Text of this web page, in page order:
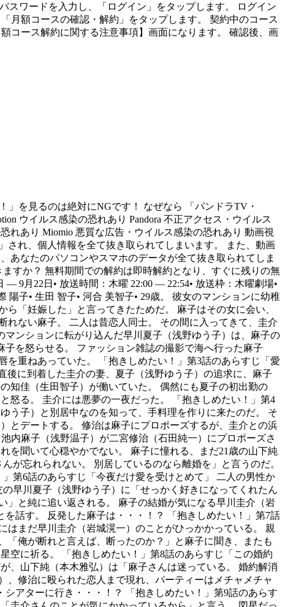
スワードを入力し、「ログイン」をタップします。 ログイン
月額コースの確認・解約」をタップします。 契約中のコース
コース解約に関する注意事項】画面になります。 確認後、画
を見るのは絶対にNGです！ なぜなら 「パンドラTV・
ウイルス感染の恐れあり Pandora 不正アクセス・ウイルス
れあり Miomio 悪質な広告・ウイルス感染の恐れあり 動画視
れ、個人情報を全て抜き取られてしまいます。 また、動画
あなたのパソコンやスマホのデータが全て抜き取られてしま
すか？ 無料期間での解約は即時解約となり、すぐに残りの無
9月22日• 放送時間：木曜 22:00 — 22:54• 放送枠：木曜劇場•
陽子• 生田 智子• 河合 美智子• 29歳。 彼女のマンションに幼稚
「妊娠した」と言ってきたためだ。 麻子はその女に会い、
ない麻子。 二人は昔恋人同士。 その間に入ってきて、圭介
ンションに転がり込んだ早川夏子（浅野ゆう子）は、麻子の
を怒らせる。 ファッション雑誌の撮影で海へ行った麻子
重ねあっていた。 「抱きしめたい！」第3話のあらすじ「愛
に到着した圭介の妻、夏子（浅野ゆう子）の追求に、麻子
知佳（生田智子）が働いていた。 偶然にも夏子の初出勤の
怒る。 圭介には悪夢の一夜だった。 「抱きしめたい！」第4
う子）と別居中なのを知って、手料理を作りに来たのだ。 そ
とデートする。 修治は麻子にプロポーズするが、圭介との浜
内麻子（浅野温子）が二宮修治（石田純一）にプロポーズさ
を聞いて心穏やかでない。 麻子に憧れる、まだ21歳の山下純
が忘れられない。 別居しているのなら離婚を」と言うのだ。
第6話のあらすじ「今夜だけ愛を受けとめて」 二人の男性か
早川夏子（浅野ゆう子）に「せっかく好きになってくれたん
と純に追い返される。 麻子の結婚が気になる早川圭介（岩
話す。 反発した麻子は・・・！？ 「抱きしめたい！」第7話
まだ早川圭介（岩城滉一）のことがひっかかっている。 親
俺が断れと言えば、断ったのか？」と麻子に聞き、またも
空に祈る。 「抱きしめたい！」第8話のあらすじ「この婚約
、山下純（本木雅弘）は「麻子さんは迷っている。 婚約解消
修治に殴られた恋人まで現れ、パーティーはメチャメチャ
アターに行き・・・！？ 「抱きしめたい！」第9話のあらす